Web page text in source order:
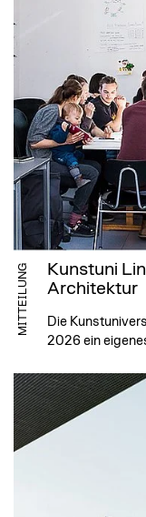
MITTEILUNG
Kunstuni
Architektur
Die
2026 ein